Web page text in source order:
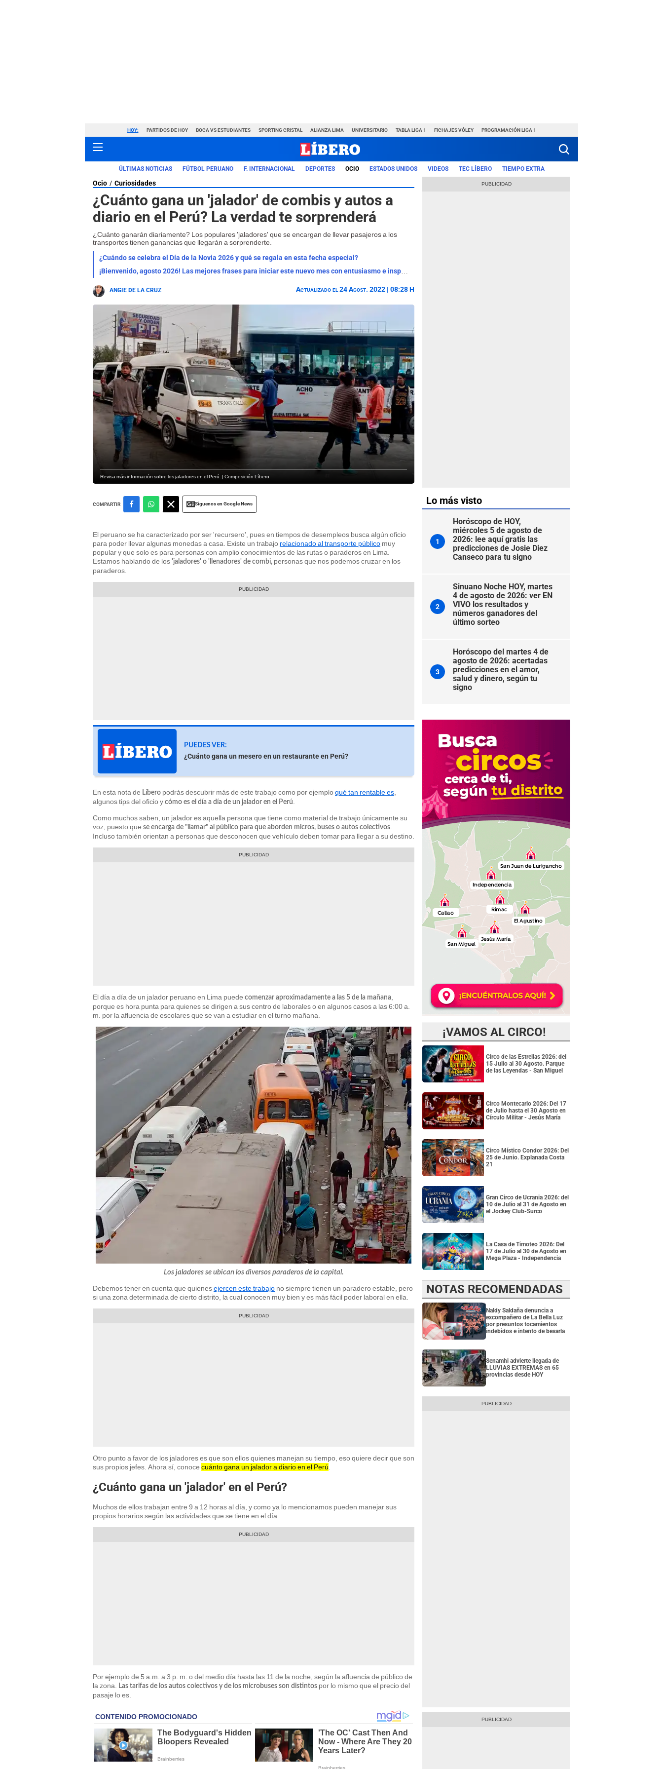
HOY: PARTIDOS DE HOY BOCA VS ESTUDIANTES SPORTING CRISTAL ALIANZA LIMA UNIVERSITARIO TABLA LIGA 1 FICHAJES VÓLEY PROGRAMACIÓN LIGA 1
ÚLTIMAS NOTICIAS FÚTBOL PERUANO F. INTERNACIONAL DEPORTES OCIO ESTADOS UNIDOS VIDEOS TEC LÍBERO TIEMPO EXTRA
Ocio Curiosidades
¿Cuánto gana un 'jalador' de combis y autos a
diario en el Perú? La verdad te sorprenderá
¿Cuánto ganarán diariamente? Los populares 'jaladores' que se encargan de llevar pasajeros a los
transportes tienen ganancias que llegarán a sorprenderte.
¿Cuándo se celebra el Día de la Novia 2026 y qué se regala en esta fecha especial?
¡Bienvenido, agosto 2026! Las mejores frases para iniciar este nuevo mes con entusiasmo e inspiración
ANGIE DE LA CRUZ Actualizado el 24 Agost. 2022 | 08:28 H
Revisa más información sobre los jaladores en el Perú. | Composición Líbero
COMPARTIR Siguenos en Google News
El peruano se ha caracterizado por ser 'recursero', pues en tiempos de desempleos busca algún oficio
para poder llevar algunas monedas a casa. Existe un trabajo relacionado al transporte público muy
popular y que solo es para personas con amplio conocimientos de las rutas o paraderos en Lima.
Estamos hablando de los 'jaladores' o 'llenadores' de combi, personas que nos podemos cruzar en los
paraderos.
PUEDES VER:
¿Cuánto gana un mesero en un restaurante en Perú?
En esta nota de Líbero podrás descubrir más de este trabajo como por ejemploqué tan rentable es
algunos tips del oficio y cómo es el día a día de un jalador en el Perú
Como muchos saben, un jalador es aquella persona que tiene como material de trabajo únicamente su
voz, puesto que se encarga de "llamar" al público para que aborden micros, buses o autos colectivos
Incluso también orientan a personas que desconocen que vehículo deben tomar para llegar a su destino.
El día a día de un jalador peruano en Lima puede comenzar aproximadamente a las 5 de la mañana
porque es hora punta para quienes se dirigen a sus centro de laborales o en algunos casos a las 6:00 a.
m. por la afluencia de escolares que se van a estudiar en el turno mañana.
Los jaladores se ubican los diversos paraderos de la capital.
Debemos tener en cuenta que quienesejercen este trabajo no siempre tienen un paradero estable, pero
si una zona determinada de cierto distrito, la cual conocen muy bien y es más fácil poder laboral en ella.
Otro punto a favor de los jaladores es que son ellos quienes manejan su tiempo, eso quiere decir que son
sus propios jefes. Ahora sí, conoce cuánto gana un jalador a diario en el Perú
¿Cuánto gana un 'jalador' en el Perú?
Muchos de ellos trabajan entre 9 a 12 horas al día, y como ya lo mencionamos pueden manejar sus
propios horarios según las actividades que se tiene en el día.
Por ejemplo de 5 a.m. a 3 p. m. o del medio día hasta las 11 de la noche, según la afluencia de público de
la zona. Las tarifas de los autos colectivos y de los microbuses son distintos por lo mismo que el precio del
pasaje lo es.
Lo más visto
1
Horóscopo de HOY,
miércoles 5 de agosto de
2026: lee aquí gratis las
predicciones de Josie Diez
Canseco para tu signo
2
Sinuano Noche HOY, martes
4 de agosto de 2026: ver EN
VIVO los resultados y
números ganadores del
último sorteo
3
Horóscopo del martes 4 de
agosto de 2026: acertadas
predicciones en el amor,
salud y dinero, según tu
signo
¡VAMOS AL CIRCO!
Circo de las Estrellas 2026: del
15 Julio al 30 Agosto. Parque
de las Leyendas - San Miguel
Circo Montecarlo 2026: Del 17
de Julio hasta el 30 Agosto en
Círculo Militar - Jesús María
Circo Místico Condor 2026: Del
25 de Junio. Explanada Costa
21
Gran Circo de Ucrania 2026: del
10 de Julio al 31 de Agosto en
el Jockey Club-Surco
La Casa de Timoteo 2026: Del
17 de Julio al 30 de Agosto en
Mega Plaza - Independencia
NOTAS RECOMENDADAS
Naldy Saldaña denuncia a
excompañero de La Bella Luz
por presuntos tocamientos
indebidos e intento de besarla
Senamhi advierte llegada de
LLUVIAS EXTREMAS en 65
provincias desde HOY